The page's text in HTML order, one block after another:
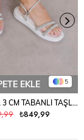
5
EKLE
WİSTA MODEL 3 CM TABANLI TAŞLI SANDALET BEYAZ
₺849,99